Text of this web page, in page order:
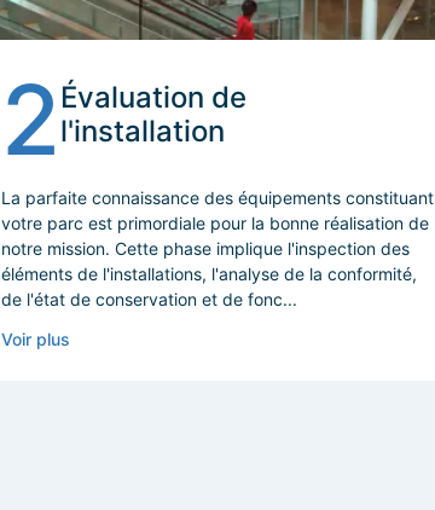
2 Évaluation de
l'installation
La parfaite connaissance des équipements constituant
votre parc est primordiale pour la bonne réalisation de
notre mission. Cette phase implique l'inspection des
éléments de l'installations, l'analyse de la conformité,
de l'état de conservation et de fonc...
Voir plus